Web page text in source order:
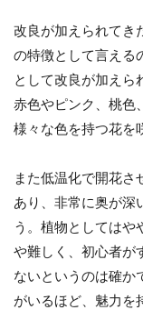
改良が加えられてき
の特徴として言える
として改良が加えら
赤色やピンク、桃色
様々な色を持つ花を
また低温化で開花さ
あり、非常に奥が深
う。植物としてはや
や難しく、初心者が
ないというのは確か
がいるほど、魅力を